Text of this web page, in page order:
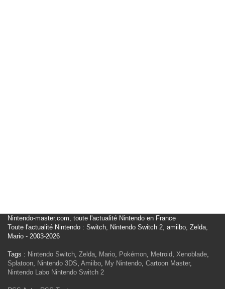
Nintendo-master.com, toute l'actualité Nintendo en France
Toute l'actualité Nintendo : Switch, Nintendo Switch 2, amiibo, Zelda,
Mario - 2003-2026
Tags : Nintendo Switch, Zelda, Mario, Pokémon, Metroid, Xenoblade,
Splatoon, Nintendo 3DS, Amiibo, My Nintendo, Cartoon Master,
Nintendo Labo Nintendo Switch 2